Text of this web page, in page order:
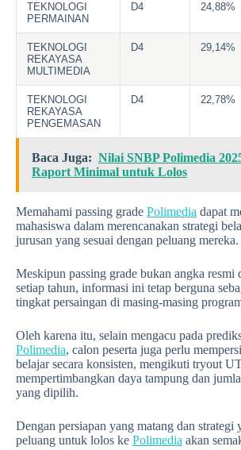
TEKNOLOGI
PERMAINAN
D4 24,88%
TEKNOLOGI
REKAYASA
MULTIMEDIA
D4 29,14%
TEKNOLOGI
REKAYASA
PENGEMASAN
D4 22,78%
Baca Juga: Nilai SNBP Polimedia
Raport Minimal untuk Lolos
Memahami passing grade Polimedia dapat
mahasiswa dalam merencanakan strategi
jurusan yang sesuai dengan peluang mereka.
Meskipun passing grade bukan angka resmi
setiap tahun, informasi ini tetap berguna
tingkat persaingan di masing-masing
Oleh karena itu, selain mengacu pada
Polimedia, calon peserta juga perlu
belajar secara konsisten, mengikuti tryout
mempertimbangkan daya tampung dan
yang dipilih.
Dengan persiapan yang matang dan strategi
peluang untuk lolos ke Polimedia akan